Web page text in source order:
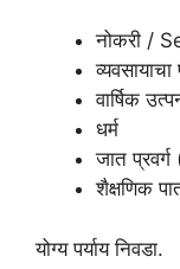
नोकरी /
वार्षिक
धर्म
जात
शैक्षणिक
योग्य पर्याय निवडा.